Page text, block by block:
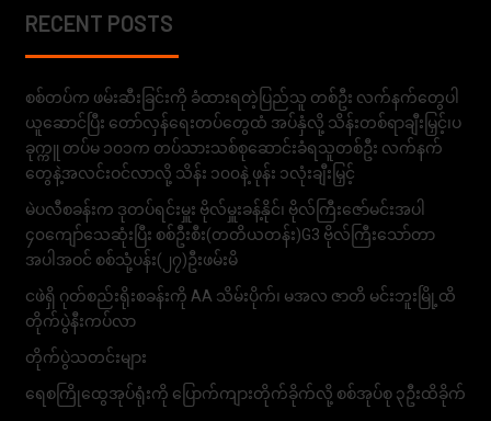
RECENT POSTS
စစ်တပ်က ဖမ်းဆီးခြင်းကို ခံထားရတဲ့ပြည်သူ တစ်ဦး လက်နက်တွေပါ
ယူဆောင်ပြီး တော်လှန်ရေးတပ်တွေထံ အပ်နှံလို့ သိန်းတစ်ရာချီးမြှင့်၊ပ
ခုက္ကူ တပ်မ ၁၀၁က တပ်သားသစ်စုဆောင်းခံရသူတစ်ဦး လက်နက်
တွေနဲ့အလင်းဝင်လာလို့ သိန်း ၁၀၀နဲ့ ဖုန်း ၁လုံးချီးမြှင့်
မဲပလီစခန်းက ဒုတပ်ရင်းမှူး ဗိုလ်မှူးခန့်နိုင်၊ ဗိုလ်ကြီးဇော်မင်းအပါ
၄၀ကျော်သေဆုံးပြီး စစ်ဦးစီး(တတိယတန်း)G3 ဗိုလ်ကြီးသော်တာ
အပါအဝင် စစ်သုံ့ပန်း(၂၇)ဦးဖမ်းမိ
ငဖဲရှိ ဂုတ်စည်းရိုးစခန်းကို AA သိမ်းပိုက်၊ မအလ ဇာတိ မင်းဘူးမြို့ထိ
တိုက်ပွဲနီးကပ်လာ
တိုက်ပွဲသတင်းများ
ရေစကြိုထွေအုပ်ရုံးကို ပြောက်ကျားတိုက်ခိုက်လို့ စစ်အုပ်စု ၃ဦးထိခိုက်